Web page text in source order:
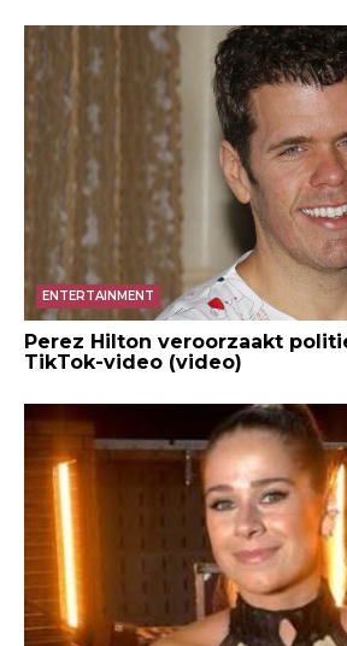
ENTERTAINMENT
Perez Hilton veroorzaakt
TikTok-video (video)